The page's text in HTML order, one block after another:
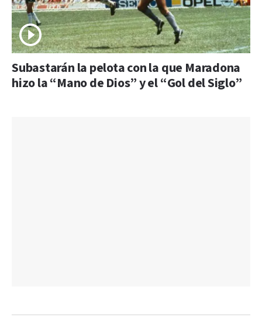
Subastarán la pelota con la que Maradona
hizo la “Mano de Dios” y el “Gol del Siglo”